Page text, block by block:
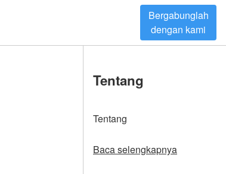
Bergabunglah
dengan kami
Tentang
Tentang
Baca selengkapnya